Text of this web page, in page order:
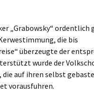
„Grabowsky“ ordentlich
die bis
überzeugte der
wurde der
die auf ihren selbst
vorausfuhren.